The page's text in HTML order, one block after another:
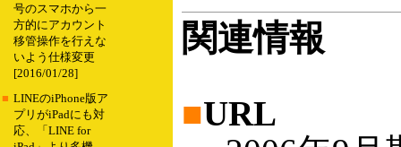
号のスマホから一
方的にアカウント
移管操作を行えな
いよう仕様変更
[2016/01/28]
■ LINEのiPhone版ア
プリがiPadにも対
応、「LINE for
関連情報
■URL